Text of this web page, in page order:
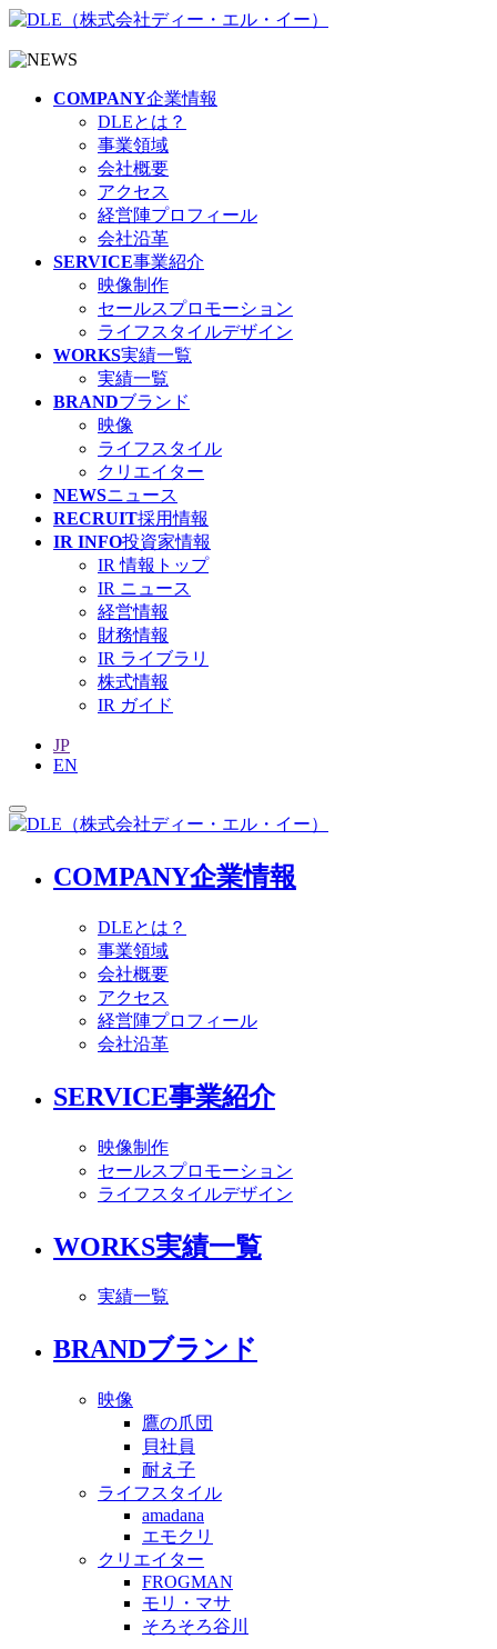
COMPANY企業情報
DLEとは？
事業領域
会社概要
アクセス
経営陣プロフィール
会社沿革
SERVICE事業紹介
映像制作
セールスプロモーション
ライフスタイルデザイン
WORKS実績一覧
実績一覧
BRANDブランド
映像
ライフスタイル
クリエイター
NEWSニュース
RECRUIT採用情報
IR INFO投資家情報
IR 情報トップ
IR ニュース
経営情報
財務情報
IR ライブラリ
株式情報
IR ガイド
JP
EN
COMPANY企業情報
DLEとは？
事業領域
会社概要
アクセス
経営陣プロフィール
会社沿革
SERVICE事業紹介
映像制作
セールスプロモーション
ライフスタイルデザイン
WORKS実績一覧
実績一覧
BRANDブランド
映像
鷹の爪団
貝社員
耐え子
ライフスタイル
amadana
エモクリ
クリエイター
FROGMAN
モリ・マサ
そろそろ谷川